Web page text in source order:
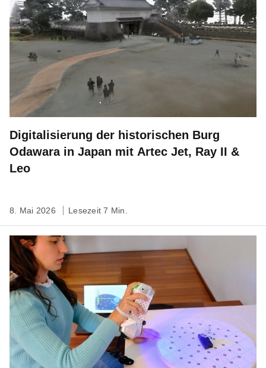
Digitalisierung der historischen Burg
Odawara in Japan mit Artec Jet, Ray II &
Leo
8. Mai 2026 Lesezeit 7 Min.